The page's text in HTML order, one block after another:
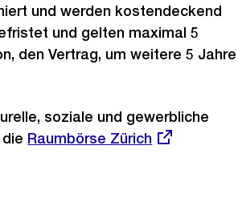
und werden kostendeckend
und gelten maximal 5
den Vertrag, um weitere 5 Jahre
soziale und gewerbliche
Externer
Raumbörse Zürich